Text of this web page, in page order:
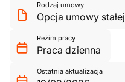
Rodzaj umowy
Opcja umowy stałej
Reżim pracy
Praca dzienna
Ostatnia aktualizacja